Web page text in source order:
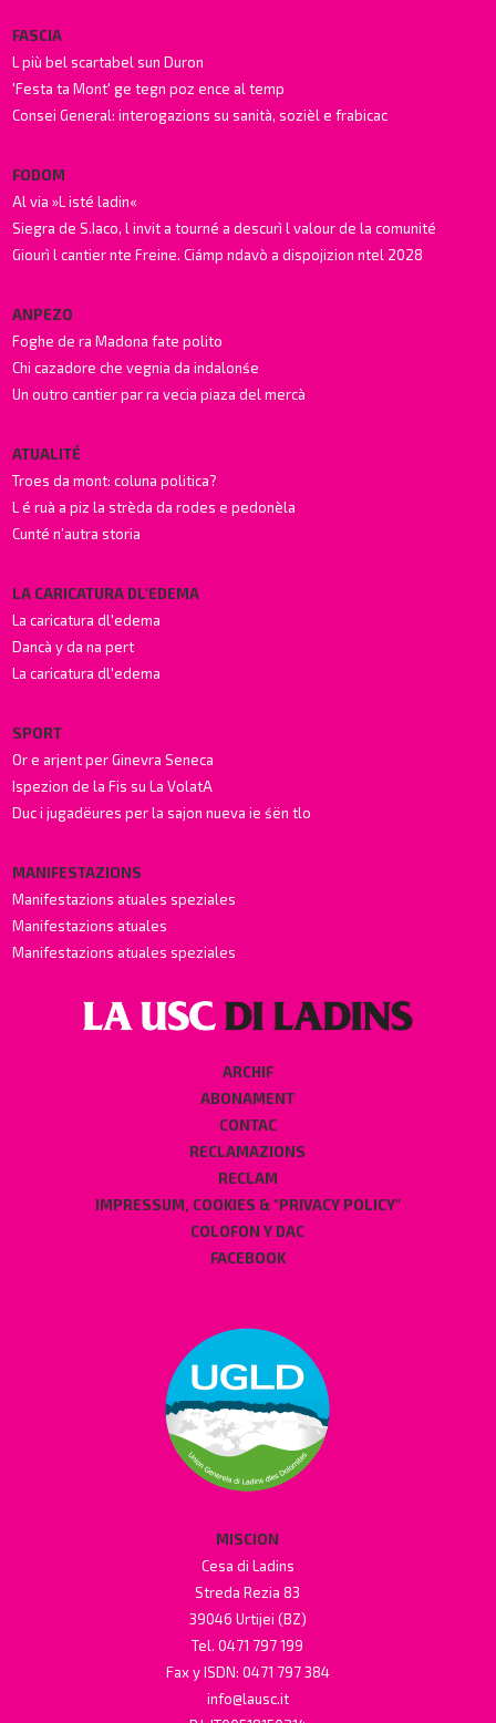
FASCIA
L più bel scartabel sun Duron
'Festa ta Mont' ge tegn poz ence al temp
Consei General: interogazions su sanità, sozièl e frabicac
FODOM
Al via »L isté ladin«
Siegra de S.Iaco, l invit a tourné a descurì l valour de la comunité
Giourì l cantier nte Freine. Ciámp ndavò a dispojizion ntel 2028
ANPEZO
Foghe de ra Madona fate polito
Chi cazadore che vegnia da indalonśe
Un outro cantier par ra vecia piaza del mercà
ATUALITÉ
Troes da mont: coluna politica?
L é ruà a piz la strèda da rodes e pedonèla
Cunté n’autra storia
LA CARICATURA DL'EDEMA
La caricatura dl'edema
Dancà y da na pert
La caricatura dl'edema
SPORT
Or e arjent per Ginevra Seneca
Ispezion de la Fis su La VolatA
Duc i jugadëures per la sajon nueva ie śën tlo
MANIFESTAZIONS
Manifestazions atuales speziales
Manifestazions atuales
Manifestazions atuales speziales
ARCHIF
ABONAMENT
CONTAC
RECLAMAZIONS
RECLAM
IMPRESSUM, COOKIES & "PRIVACY POLICY"
COLOFON Y DAC
FACEBOOK
MISCION
Cesa di Ladins
Streda Rezia 83
39046 Urtijei (BZ)
Tel. 0471 797 199
Fax y ISDN: 0471 797 384
info@lausc.it